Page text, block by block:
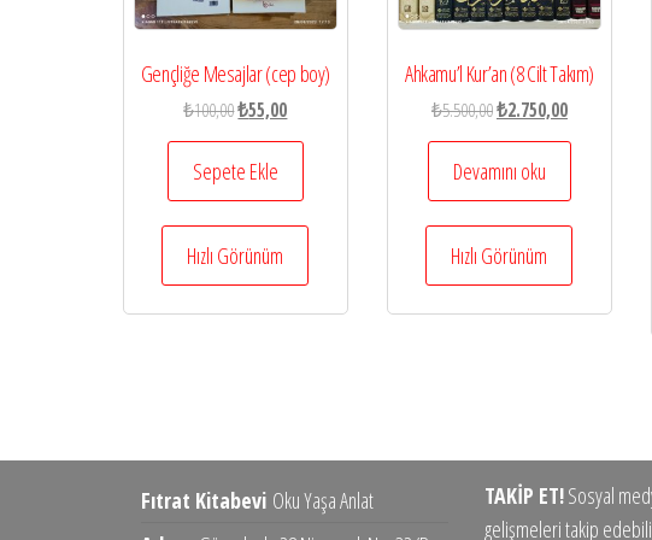
Gençliğe Mesajlar (cep boy)
₺100,00Orijinal
fiyat:
₺100,00.
₺55,00Şu
andaki
₺55,00.
Sepete Ekle
Hızlı Görünüm
Ahkamu’l Kur’an (8 Cilt Takım)
₺5.500,00Orijinal
fiyat:
₺5.500,00.
₺2.750,00Şu
andaki
₺2.750,00.
Devamını oku
Hızlı Görünüm
Fıtrat Kitabevi Oku Yaşa Anlat
TAKİP ET!Sosyal
gelişmeleri takip